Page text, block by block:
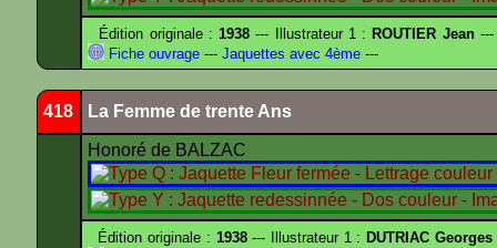
Édition originale :1938 --- Illustrateur 1 : ROUTIER Jean
Fiche ouvrage --- Jaquettes avec 4ème ---
418 La Femme de trente Ans
Honoré de BALZAC
Édition originale : 1938--- Illustrateur 1 : DUTRIAC Georges